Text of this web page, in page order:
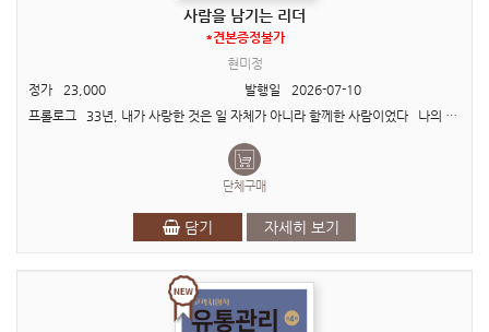
사람을 남기는 리더
*견본증정불가
현미정
정가
23,000 발행일
2026-07-10
프롤로그 33년, 내가 사랑한 것은 일 자체가 아니라 함께한 사람이었다 나의 일터는 경쟁하는 전장이 아니라, 함께 뛰는 놀이터였다. 한 직장에서 33년을 일했다. 사람들은 종종..
단체구매
담기 자세히 보기